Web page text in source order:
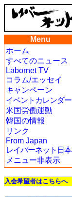
Menu
ホーム
すべてのニュース
Labornet TV
コラム/エッセイ
キャンペーン
イベントカレンダー
米国労働運動
韓国の情報
リンク
From Japan
レイバーネット日本
メニュー非表示
入会希望者はこちらへ